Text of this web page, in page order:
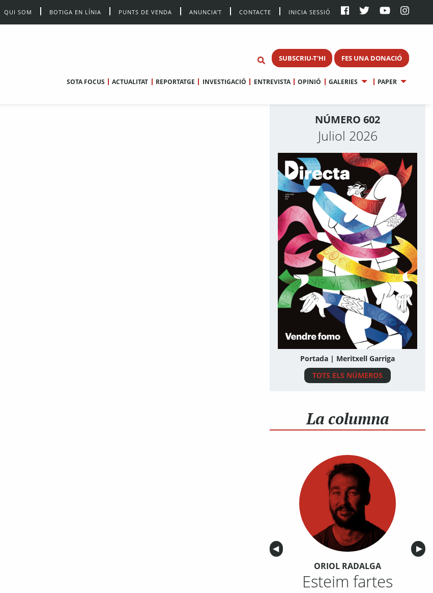
QUI SOM BOTIGA EN LÍNIA PUNTS DE VENDA ANUNCIA’T CONTACTE INICIA SESSIÓ
SUBSCRIU-T'HI FES UNA DONACIÓ
SOTA FOCUS ACTUALITAT REPORTATGE INVESTIGACIÓ ENTREVISTA OPINIÓ GALERIES PAPER
NÚMERO 602
Juliol 2026
Portada | Meritxell Garriga
TOTS ELS NÚMEROS
La columna
Anterior
◀︎ ▶︎
ORIOL RADALGA
Esteim fartes